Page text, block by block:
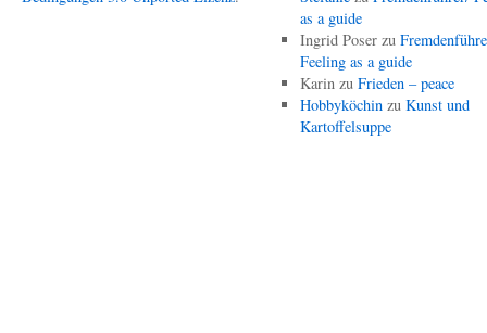
as a guide
Ingrid Poserzu
Feeling as a guide
Karinzu Frieden – peace
Hobbyköchinzu Kunst und
Kartoffelsuppe